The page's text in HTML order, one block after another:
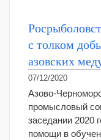
с толком
азовских
07/12/2020
Азово-
промысловый
заседании 2020
помощи в